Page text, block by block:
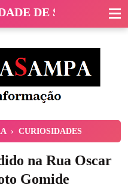
DE SÃO PAULO
› CURIOSIDADES
na Rua Oscar
Gomide